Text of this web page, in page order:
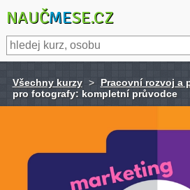
NAUČMESE.CZ
Všechny kurzy > Pracovní rozvoj a
pro fotografy: kompletní průvodce